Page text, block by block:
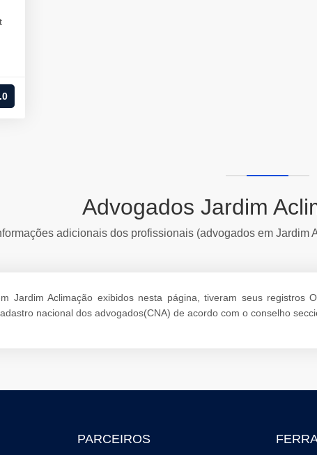
Advogados Jardim
adicionais dos profissionais (advogados em
Jardim Aclimação exibidos nesta página, tiveram seus registros
nacional dos advogados(CNA) de acordo com o conselho
PARCEIROS